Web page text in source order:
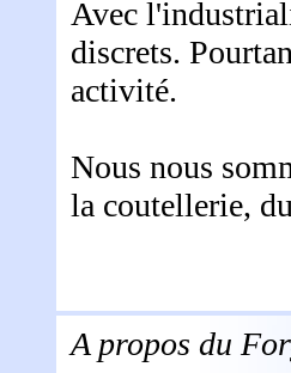
Avec
discrets.
activité.
Nous nous
la coutellerie,
A propos du